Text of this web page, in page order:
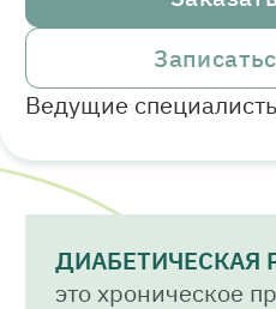
Ведущие
ДИАБЕТИЧЕСКАЯ
это хроническое